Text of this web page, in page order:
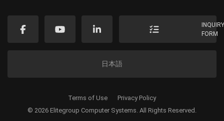
FORM
日本語
© 2026 Elitegroup Computer Systems. All Rights Reserved.
Terms of Use Privacy Policy